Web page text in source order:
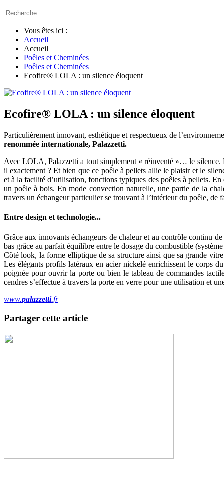
Vous êtes ici :
Accueil
Accueil
Poêles et Cheminées
Poêles et Cheminées
Ecofire® LOLA : un silence éloquent
Ecofire® LOLA : un silence éloquent
Particulièrement innovant, esthétique et respectueux de
renommée internationale, Palazzetti.
Avec LOLA, Palazzetti a tout simplement « réinventé »… le silence.
il exactement ? Et bien que ce poêle à pellets allie le plaisir et le
et à la facilité d’utilisation, fonctions typiques des poêles à pellets.
un poêle à bois. En mode convection naturelle, une partie de la
travers un échangeur particulier se trouvant à l’intérieur du poêle,
Entre design et technologie...
Grâce aux innovants échangeurs de chaleur et au contrôle continu
bas grâce au parfait équilibre entre le dosage du combustible
Côté look, la forme elliptique de sa structure ainsi que sa grande
Les élégants profils latéraux en acier nickelé enrichissent le corps
poignée pour ouvrir la porte ou bien le tableau de commandes
cendres s’effectue à travers la porte en verre pour une utilisation et
www.palazzetti.fr
Partager cette article